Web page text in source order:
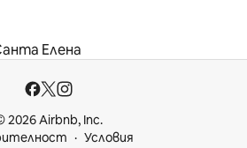
Елена
2026 Airbnb, Inc.
Условия